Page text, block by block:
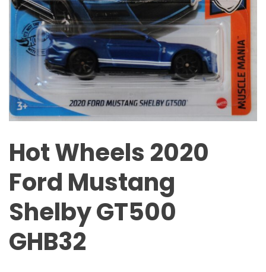
Hot Wheels 2020
Ford Mustang
Shelby GT500
GHB32